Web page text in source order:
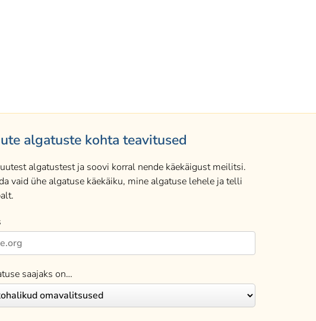
algatuste kohta teavitused
algatustest ja soovi korral nende käekäigust meilitsi.
vaid ühe algatuse käekäiku, mine algatuse lehele ja telli
saajaks on…